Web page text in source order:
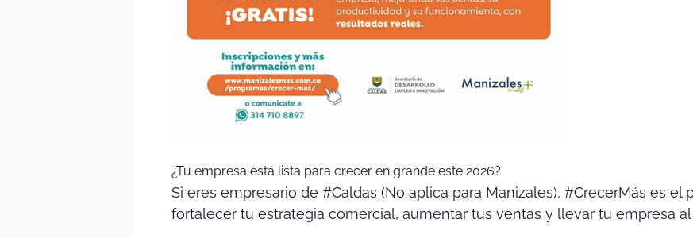
¿Tu empresa está lista para crecer en grande este 2026?
Si eres empresario de #Caldas (No aplica para Manizales), #CrecerMás es el
fortalecer tu estrategia comercial, aumentar tus ventas y llevar tu empresa